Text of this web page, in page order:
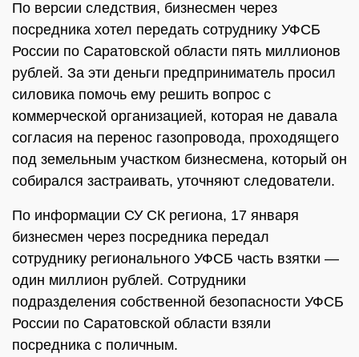
По версии следствия, бизнесмен через
посредника хотел передать сотруднику УФСБ
России по Саратовской области пять миллионов
рублей. За эти деньги предприниматель просил
силовика помочь ему решить вопрос с
коммерческой организацией, которая не давала
согласия на перенос газопровода, проходящего
под земельным участком бизнесмена, который он
собирался застраивать, уточняют следователи.
По информации СУ СК региона, 17 января
бизнесмен через посредника передал
сотруднику регионального УФСБ часть взятки —
один миллион рублей. Сотрудники
подразделения собственной безопасности УФСБ
России по Саратовской области взяли
посредника с поличным.